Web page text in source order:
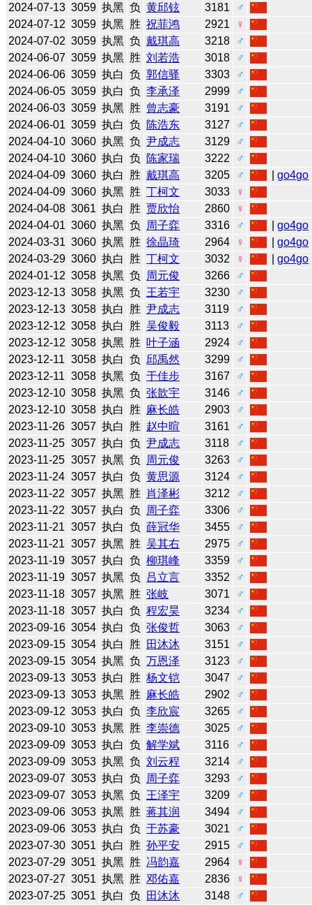
2024-07-13 3059 执黑 负 黄邱铉 3181
♂
2024-07-12 3059 执黑 胜 祝菲鸿 2921
♀
2024-07-02 3059 执黑 负 戴琪高 3218
♂
2024-06-07 3059 执黑 胜 刘若浩 3018
♂
2024-06-06 3059 执白 负 郭信驿 3303
♂
2024-06-05 3059 执白 负 李承泽 2999
♂
2024-06-03 3059 执黑 胜 曾志豪 3191
♂
2024-06-01 3059 执白 负 陈浩东 3127
♂
2024-04-10 3060 执黑 负 尹成志 3129
♂
2024-04-10 3060 执白 负 陈家瑞 3222
♂
2024-04-09 3060 执白 胜 戴琪高 3205 ♂ |go4go
2024-04-09 3060 执黑 胜 丁柯文 3033
♀
2024-04-08 3061 执白 胜 贾欣怡 2860
♀
2024-04-01 3060 执黑 负 周子弈 3316 ♂ |go4go
2024-03-31 3060 执黑 胜 徐晶琦 2964 ♀ |go4go
2024-03-29 3060 执白 胜 丁柯文 3032 ♀ |go4go
2024-01-12 3058 执黑 负 周元俊 3266
♂
2023-12-13 3058 执黑 负 王若宇 3230
♂
2023-12-13 3058 执白 胜 尹成志 3119
♂
2023-12-12 3058 执白 胜 吴俊毅 3113
♂
2023-12-12 3058 执黑 胜 叶子涵 2924
♂
2023-12-11 3058 执白 负 邱禹然 3299
♂
2023-12-11 3058 执黑 负 于佳步 3167
♂
2023-12-10 3058 执黑 负 张歆宇 3146
♂
2023-12-10 3058 执白 胜 麻长皓 2903
♂
2023-11-26 3057 执白 胜 赵中暄 3161
♂
2023-11-25 3057 执白 负 尹成志 3118
♂
2023-11-25 3057 执黑 负 周元俊 3263
♂
2023-11-24 3057 执白 负 黄思源 3124
♂
2023-11-22 3057 执黑 胜 肖泽彬 3212
♂
2023-11-22 3057 执白 负 周子弈 3306
♂
2023-11-21 3057 执白 负 薛冠华 3455
♂
2023-11-21 3057 执黑 胜 吴其右 2975
♂
2023-11-19 3057 执白 负 柳琪峰 3359
♂
2023-11-19 3057 执黑 负 吕立言 3352
♂
2023-11-18 3057 执黑 胜 张岐 3071
♂
2023-11-18 3057 执白 负 程宏昊 3234
♂
2023-09-16 3054 执白 负 张俊哲 3063
♂
2023-09-15 3054 执白 胜 田沐沐 3151
♂
2023-09-15 3054 执黑 负 万恩泽 3123
♂
2023-09-13 3053 执白 胜 杨文铠 3047
♂
2023-09-13 3053 执黑 胜 麻长皓 2902
♂
2023-09-12 3053 执白 负 李欣宸 3265
♂
2023-09-10 3053 执黑 胜 李崇德 3025
♂
2023-09-09 3053 执白 负 解学斌 3116
♂
2023-09-09 3053 执黑 负 刘云程 3214
♂
2023-09-07 3053 执白 负 周子弈 3293
♂
2023-09-07 3053 执黑 负 王泽宇 3209
♂
2023-09-06 3053 执黑 胜 蒋其润 3494
♂
2023-09-06 3053 执白 负 于苏豪 3021
♂
2023-07-30 3051 执白 胜 孙平安 2915
♂
2023-07-29 3051 执黑 胜 冯韵嘉 2964
♀
2023-07-27 3051 执黑 胜 邓佑嘉 2836
♀
2023-07-25 3051 执白 负 田沐沐 3148 ♂